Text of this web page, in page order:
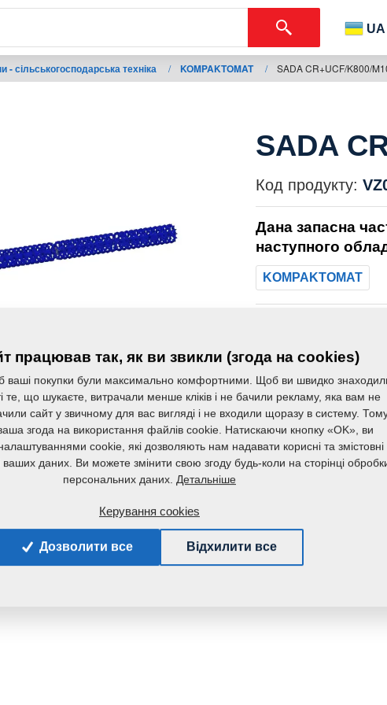
UA
- сільськогосподарська техніка / KOMPAKTOMAT / SADA CR+UCF/K800/
SADA
Код продукту:
Дана запасна
наступного
KOMPAKTOMAT
працював так, як ви звикли (згода на cookies)
покупки були максимально комфортними. Щоб ви швидко
те, що шукаєте, витрачали менше кліків і не бачили рекламу, яка вам не
сайт у звичному для вас вигляді і не входили щоразу в систему.
згода на використання файлів cookie. Натискаючи кнопку «OK», ви
cookie, які дозволяють нам надавати корисні та змістовні
ваших даних. Ви можете змінити свою згоду будь-коли на сторінці
персональних даних. Детальніше
Керування cookies
Дозволити все Відхилити все